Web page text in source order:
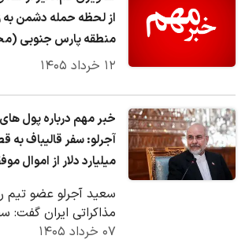
از لحظه حمله دشمن
منطقه پارس جنوبی
خلیج فارس)+ویدیو
۱۲ خرداد ۱۴۰۵
خبر مهم درباره پول
میلیارد دلار از اموال‌
سعید آجرلو عضو تیم
مذاکراتی ایران گفت:
درباره آزادسازی ۱۲ میلیارد دلار از اموال…
۰۷ خرداد ۱۴۰۵